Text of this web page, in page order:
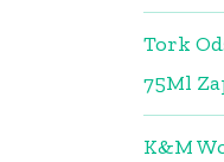
Tork
75Ml
K&M